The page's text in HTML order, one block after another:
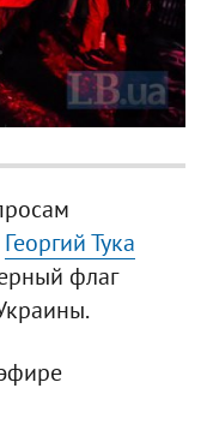
Георгий Тука
флаг